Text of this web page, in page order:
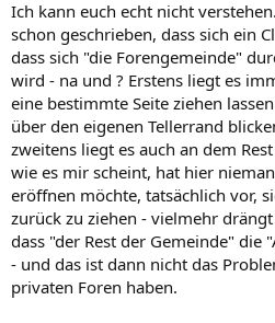
Ich kann euch echt nicht
schon geschrieben, dass sich ein
dass sich "die Forengemeinde"
wird - na und ? Erstens liegt es
eine bestimmte Seite ziehen
über den eigenen Tellerrand
zweitens liegt es auch an dem
wie es mir scheint, hat hier
eröffnen möchte, tatsächlich vor,
zurück zu ziehen - vielmehr
dass "der Rest der Gemeinde"
- und das ist dann nicht das
privaten Foren haben.